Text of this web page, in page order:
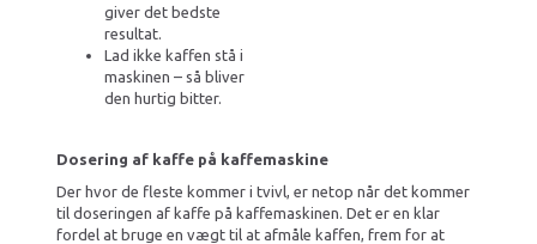
giver det bedste
resultat.
Lad ikke kaffen stå i
maskinen – så bliver
den hurtig bitter.
Dosering af kaffe på kaffemaskine
Der hvor de fleste kommer i tvivl, er netop når det kommer
til doseringen af kaffe på kaffemaskinen. Det er en klar
fordel at bruge en vægt til at afmåle kaffen, frem for at